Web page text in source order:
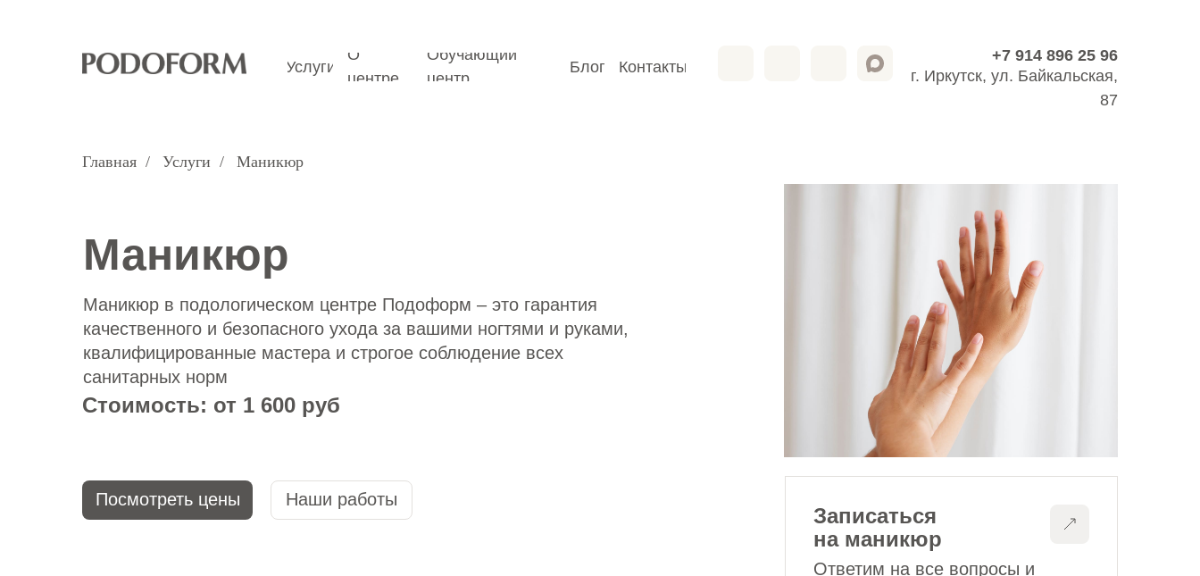
Услуги
О
центре
Обучающий
центр
Блог Контакты
+7 914 896 25 96
г. Иркутск, ул. Байкальская,
87
центре
центр
Главная / Услуги / Маникюр
Маникюр
Маникюр в подологическом центре Подоформ – это гарантия
качественного и безопасного ухода за вашими ногтями и руками,
квалифицированные мастера и строгое соблюдение всех
санитарных норм
Посмотреть цены Наши работы
Записаться
на маникюр
Ответим на все вопросы и
Стоимость: от 1 600 руб